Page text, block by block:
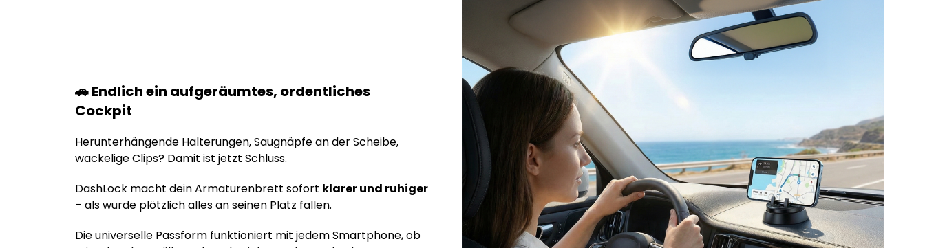
🚗 Endlich ein aufgeräumtes, ordentliches
Cockpit
Herunterhängende Halterungen, Saugnäpfe an der Scheibe,
wackelige Clips? Damit ist jetzt Schluss.
DashLock macht dein Armaturenbrett sofort klarer und ruhiger
– als würde plötzlich alles an seinen Platz fallen.
Die universelle Passform funktioniert mit jedem Smartphone, ob